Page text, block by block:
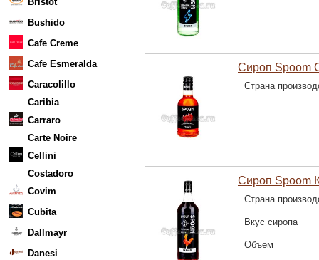
Bushido
Cafe Creme
Cafe Esmeralda
Caracolillo
Caribia
Carraro
Carte Noire
Cellini
Costadoro
Covim
Cubita
Dallmayr
Danesi
Сироп Spoom
Страна
Сироп Spoom
Страна
Вкус сиропа
Объем